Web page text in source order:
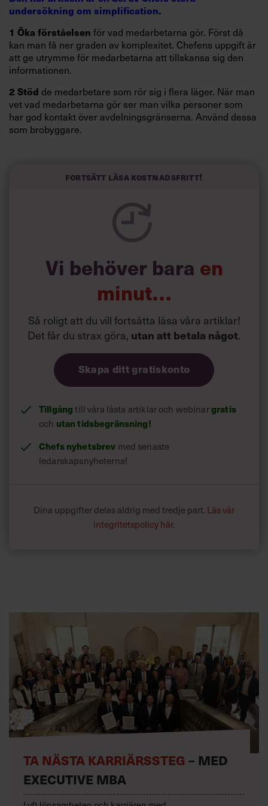
undersökning om simplification.
1 Öka förståelsen för vad medarbetarna gör. Först då
kan man få ner graden av komplexitet. Chefens uppgift är
att ge utrymme för medarbetarna att tillskansa sig den
informationen.
2 Stöd de medarbetare som rör sig i flera läger. När man
vet vad medarbetarna gör ser man vilka personer som
har god kontakt över avdelningsgränserna. Använd dessa
som brobyggare.
de upptäcker det börjar de sköta sig själva. Utöka deras
Tre enkla regler ökar effektiviteten
Fortsätt läsa kostnadsfritt!
Vi behöver bara en
minut…
Så roligt att du vill fortsätta läsa våra artiklar!
Det får du strax göra, utan att betala något.
Skapa ditt gratiskonto
Tillgångtill våra låsta artiklar och webinargratis
och utan tidsbegränsning!
Chefs nyhetsbrev med senaste
ledarskapsnyheterna!
Dina uppgifter delas aldrig med tredje part. Läs vår
integritetspolicy här.
TA NÄSTA KARRIÄRSSTEG – MED
EXECUTIVE MBA